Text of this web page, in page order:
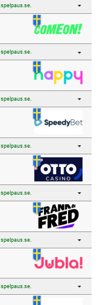
spelpaus.se.
spelpaus.se.
spelpaus.se.
spelpaus.se.
spelpaus.se.
spelpaus.se.
spelpaus.se.